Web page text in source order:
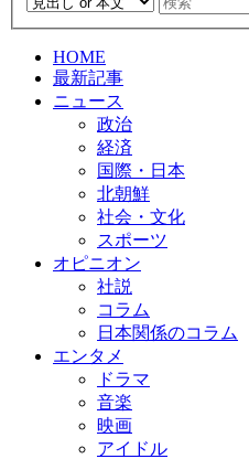
HOME
最新記事
ニュース
政治
経済
国際・日本
北朝鮮
社会・文化
スポーツ
オピニオン
社説
コラム
日本関係のコラム
エンタメ
ドラマ
音楽
映画
アイドル